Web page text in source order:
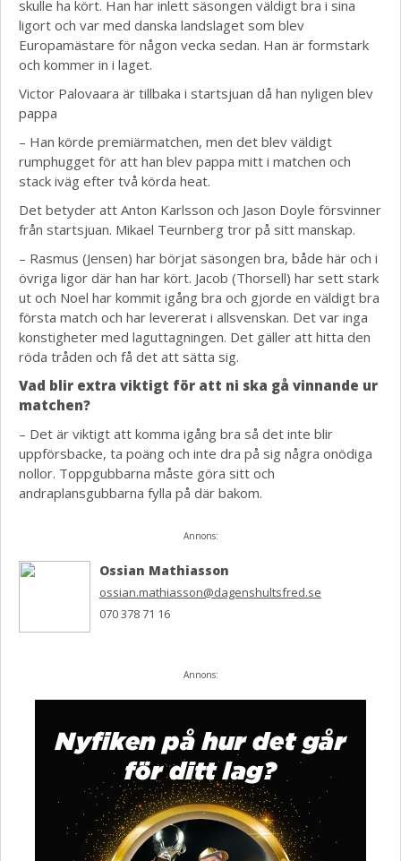
skulle ha kört. Han har inlett säsongen väldigt bra i sina
ligort och var med danska landslaget som blev
Europamästare för någon vecka sedan. Han är formstark
och kommer in i laget.
Victor Palovaara är tillbaka i startsjuan då han nyligen blev
pappa
– Han körde premiärmatchen, men det blev väldigt
rumphugget för att han blev pappa mitt i matchen och
stack iväg efter två körda heat.
Det betyder att Anton Karlsson och Jason Doyle försvinner
från startsjuan. Mikael Teurnberg tror på sitt manskap.
– Rasmus (Jensen) har börjat säsongen bra, både här och i
övriga ligor där han har kört. Jacob (Thorsell) har sett stark
ut och Noel har kommit igång bra och gjorde en väldigt bra
första match och har levererat i allsvenskan. Det var inga
konstigheter med laguttagningen. Det gäller att hitta den
röda tråden och få det att sätta sig.
Vad blir extra viktigt för att ni ska gå vinnande ur
matchen?
– Det är viktigt att komma igång bra så det inte blir
uppförsbacke, ta poäng och inte dra på sig några onödiga
nollor. Toppgubbarna måste göra sitt och
andraplansgubbarna fylla på där bakom.
Annons:
Ossian Mathiasson
ossian.mathiasson@dagenshultsfred.se
070 378 71 16
Annons: